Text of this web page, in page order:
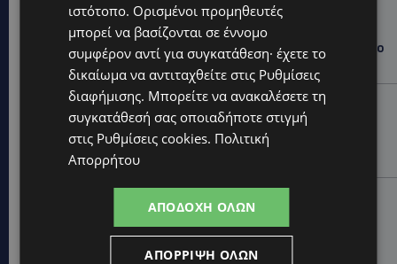
UPDATES
ΝΑΥΤΙΛΙΑΚΟ ΚΕΝΤΡΟ ΣΤΗ ΛΑΡΝΑΚΑ: Στα σκαριά
επένδυση άνω των €100 εκατ. – Ποιος βρίσκεται στο
τιμόνι του μεγάλου project-ΑΠΟΚΛΕΙΣΤΙΚΟ
UPDATES
«ΣΕΙΡΗΝΕΣ»: Έπεσαν στη θάλασσα για έναν σκοπό –
120 γυναίκες κολύμπησαν στον Πρωταρά για την
Αροδαφνούσα-(Φώτο)
στην κοινωνική προσφορά – Αναλαμβάνει το
χαρτοφυλάκιο Κοινωνικής Πρόνοιας στον ΔΗΣΥ
ιστότοπο. Ορισμένοι προμηθευτές
μπορεί να βασίζονται σε έννομο
συμφέρον αντί για συγκατάθεση· έχετε το
δικαίωμα να αντιταχθείτε στις Ρυθμίσεις
διαφήμισης. Μπορείτε να ανακαλέσετε τη
συγκατάθεσή σας οποιαδήποτε στιγμή
στις Ρυθμίσεις cookies. Πολιτική
Απορρήτου
ΑΠΟΔΟΧΉ ΌΛΩΝ
ΑΠΌΡΡΙΨΗ ΌΛΩΝ